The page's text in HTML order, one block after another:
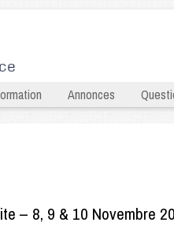
Annonces
– 8, 9 & 10 Novembre